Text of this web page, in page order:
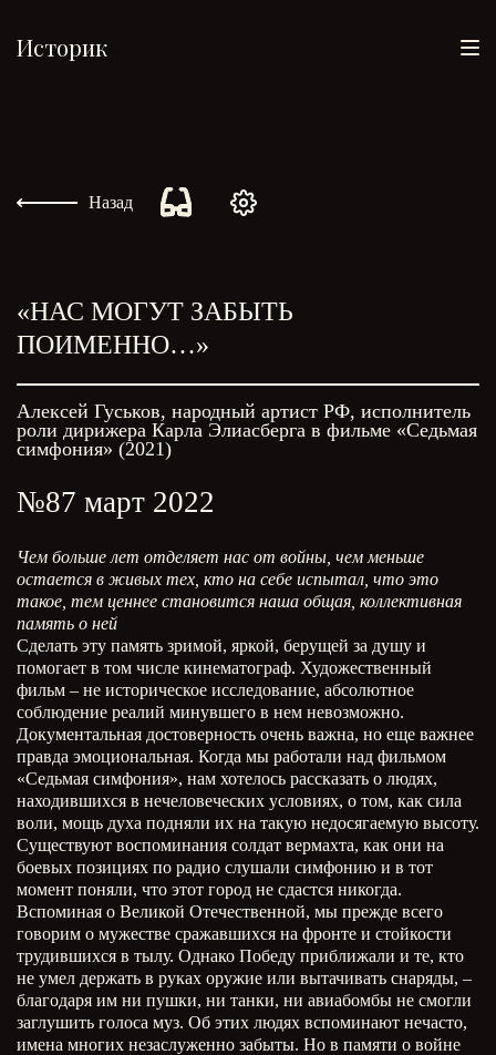
Историк
Назад
«НАС МОГУТ ЗАБЫТЬ
ПОИМЕННО…»
№87 март 2022
Алексей Гуськов, народный артист РФ, исполнитель
роли дирижера Карла Элиасберга в фильме «Седьмая
симфония» (2021)
Чем больше лет отделяет нас от войны, чем меньше
остается в живых тех, кто на себе испытал, что это
такое, тем ценнее становится наша общая, коллективная
память о ней
Сделать эту память зримой, яркой, берущей за душу и
помогает в том числе кинематограф. Художественный
фильм – не историческое исследование, абсолютное
соблюдение реалий минувшего в нем невозможно.
Документальная достоверность очень важна, но еще важнее
правда эмоциональная. Когда мы работали над фильмом
«Седьмая симфония», нам хотелось рассказать о людях,
находившихся в нечеловеческих условиях, о том, как сила
воли, мощь духа подняли их на такую недосягаемую высоту.
Существуют воспоминания солдат вермахта, как они на
боевых позициях по радио слушали симфонию и в тот
момент поняли, что этот город не сдастся никогда.
Вспоминая о Великой Отечественной, мы прежде всего
говорим о мужестве сражавшихся на фронте и стойкости
трудившихся в тылу. Однако Победу приближали и те, кто
не умел держать в руках оружие или вытачивать снаряды, –
благодаря им ни пушки, ни танки, ни авиабомбы не смогли
заглушить голоса муз. Об этих людях вспоминают нечасто,
имена многих незаслуженно забыты. Но в памяти о войне